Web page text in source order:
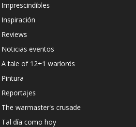
Imprescindibles
Inspiración
Reviews
Noticias eventos
A tale of 12+1 warlords
Pintura
Reportajes
The warmaster's crusade
Tal día como hoy